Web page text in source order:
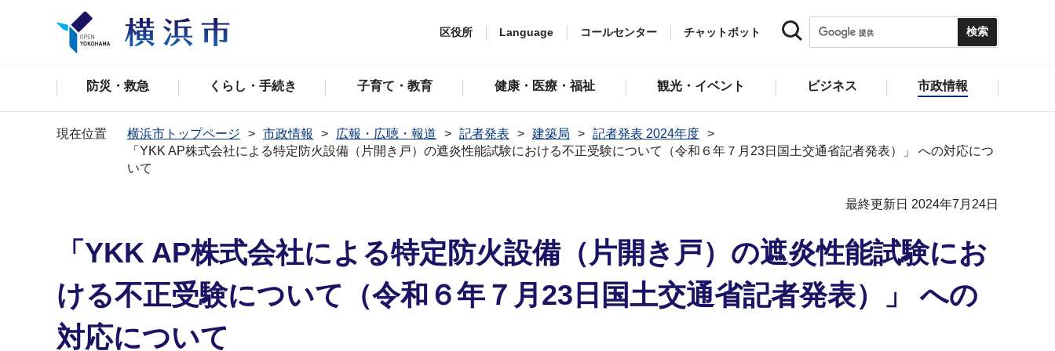
区役所 Language コールセンター チャットボット
防災・救急 くらし・手続き 子育て・教育 健康・医療・福祉 観光・イベント ビジネス 市政情報
現在位置 横浜市トップページ 市政情報 広報・広聴・報道 記者発表 建築局
記者発表 2024年度
「YKK AP株式会社による特定防火設備（片開き戸）の遮炎性能試験における不正受験について（令和６年７月23日国土交通省記者発表）」 への対応につ
いて
最終更新日 2024年7月24日
「YKK AP株式会社による特定防火設備（片開き戸）の遮炎性能試験にお
ける不正受験について（令和６年７月23日国土交通省記者発表）」 への
対応について